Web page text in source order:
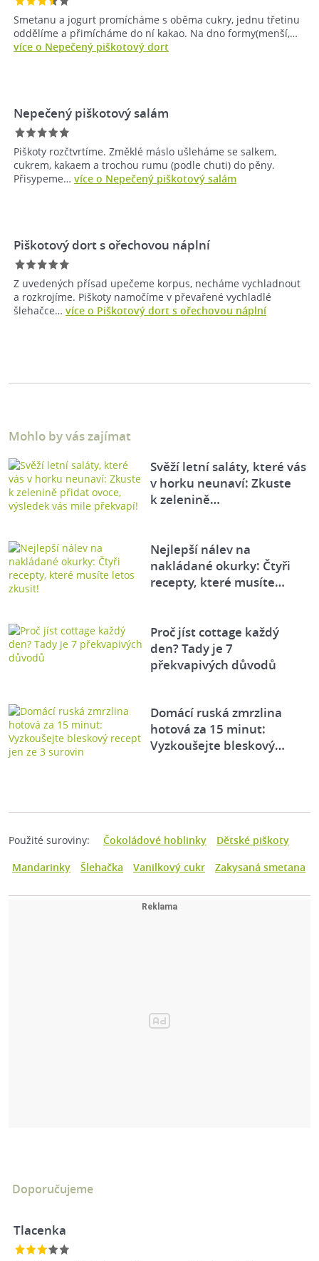
Smetanu a jogurt promícháme s oběma cukry, jednu třetinu
oddělíme a přimícháme do ní kakao. Na dno formy(menší,…
více o Nepečený piškotový dort
Nepečený piškotový salám
Piškoty rozčtvrtíme. Změklé máslo ušleháme se salkem,
cukrem, kakaem a trochou rumu (podle chuti) do pěny.
Přisypeme… více o Nepečený piškotový salám
Piškotový dort s ořechovou náplní
Z uvedených přísad upečeme korpus, necháme vychladnout
a rozkrojíme. Piškoty namočíme v převařené vychladlé
šlehačce… více o Piškotový dort s ořechovou náplní
Mohlo by vás zajímat
Svěží letní saláty, které vás
v horku neunaví: Zkuste
k zelenině…
Nejlepší nálev na
nakládané okurky: Čtyři
recepty, které musíte…
Proč jíst cottage každý
den? Tady je 7
překvapivých důvodů
Domácí ruská zmrzlina
hotová za 15 minut:
Vyzkoušejte bleskový…
Použité suroviny: Čokoládové hoblinky
Dětské piškoty
Mandarinky
Šlehačka Vanilkový cukr Zakysaná smetana
Doporučujeme
Tlacenka